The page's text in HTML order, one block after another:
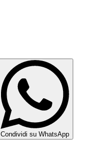
Condividi su WhatsApp